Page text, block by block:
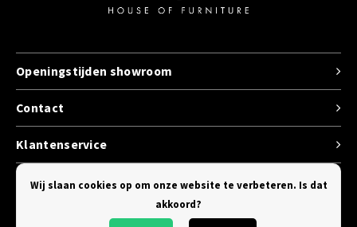
Contact
Openingstijden showroom
Klantenservice
Categorieen
Wij slaan cookies op om onze website te verbeteren. Is dat
akkoord?